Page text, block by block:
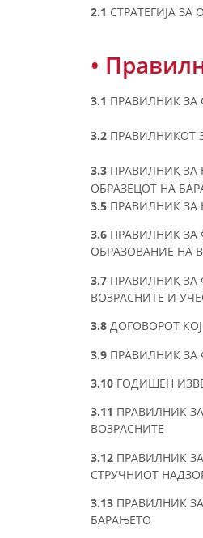
2.1 СТРАТЕГИЈА ЗА
•
3.1 ПРАВИЛНИК ЗА
3.2 ПРАВИЛНИКОТ
3.3 ПРАВИЛНИК ЗА
ОБРАЗЕЦОТ НА
3.5 ПРАВИЛНИК ЗА
3.6 ПРАВИЛНИК ЗА
ОБРАЗОВАНИЕ НА
3.7 ПРАВИЛНИК ЗА
ВОЗРАСНИТЕ И
3.8 ДОГОВОРОТ
3.9 ПРАВИЛНИК
3.10 ГОДИШЕН
3.11 ПРАВИЛНИК
ВОЗРАСНИТЕ
3.12 ПРАВИЛНИК
СТРУЧНИОТ
3.13 ПРАВИЛНИК
БАРАЊЕТО